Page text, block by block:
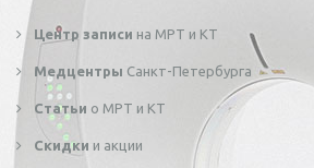
Центр записи на МРТ и КТ
Медцентры Санкт-Петербурга
Статьи о МРТ и КТ
Скидки и акции